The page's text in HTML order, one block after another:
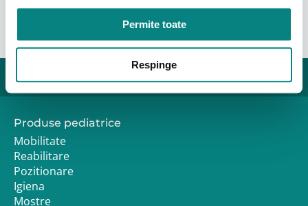
Permite toate
Respinge
Produse pediatrice
Mobilitate
Reabilitare
Pozitionare
Igiena
Mostre